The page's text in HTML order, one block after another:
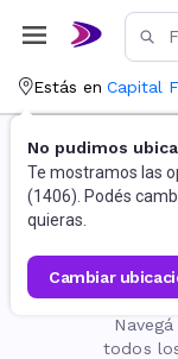
Estás en Capital
No pudimos
Te mostramos las
(1406). Podés
quieras.
cambiar
todos